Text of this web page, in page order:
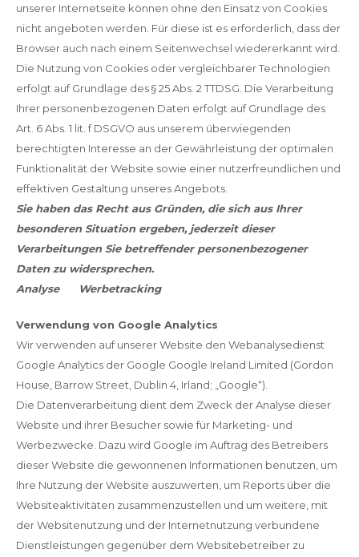
unserer Internetseite können ohne den Einsatz von Cookies
nicht angeboten werden. Für diese ist es erforderlich, dass der
Browser auch nach einem Seitenwechsel wiedererkannt wird.
Die Nutzung von Cookies oder vergleichbarer Technologien
erfolgt auf Grundlage des § 25 Abs. 2 TTDSG. Die Verarbeitung
Ihrer personenbezogenen Daten erfolgt auf Grundlage des
Art. 6 Abs. 1 lit. f DSGVO aus unserem überwiegenden
berechtigten Interesse an der Gewährleistung der optimalen
Funktionalität der Website sowie einer nutzerfreundlichen und
effektiven Gestaltung unseres Angebots.
Sie haben das Recht aus Gründen, die sich aus Ihrer
besonderen Situation ergeben, jederzeit dieser
Verarbeitungen Sie betreffender personenbezogener
Daten zu widersprechen.
Analyse Werbetracking
Verwendung von Google Analytics
Wir verwenden auf unserer Website den Webanalysedienst
Google Analytics der Google Google Ireland Limited (Gordon
House, Barrow Street, Dublin 4, Irland; „Google“).
Die Datenverarbeitung dient dem Zweck der Analyse dieser
Website und ihrer Besucher sowie für Marketing- und
Werbezwecke. Dazu wird Google im Auftrag des Betreibers
dieser Website die gewonnenen Informationen benutzen, um
Ihre Nutzung der Website auszuwerten, um Reports über die
Websiteaktivitäten zusammenzustellen und um weitere, mit
der Websitenutzung und der Internetnutzung verbundene
Dienstleistungen gegenüber dem Websitebetreiber zu